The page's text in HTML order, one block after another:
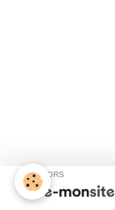
SPONSORS